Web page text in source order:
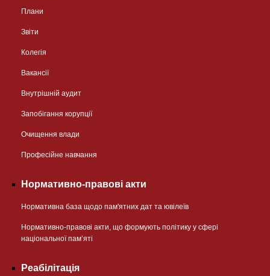
Плани
Звіти
Колегія
Вакансії
Внутрішній аудит
Запобігання корупції
Очищення влади
Професійне навчання
Нормативно-правові акти
Нормативна база щодо пам'ятних дат та ювілеїв
Нормативно-правові акти, що формують політику у сфері
національної памʼяті
Реабілітація